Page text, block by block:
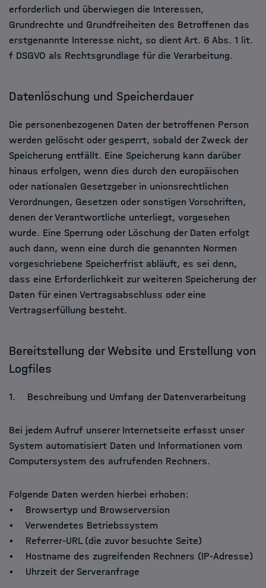
erforderlich und überwiegen die Interessen,
Grundrechte und Grundfreiheiten des Betroffenen das
erstgenannte Interesse nicht, so dient Art. 6 Abs. 1 lit.
f DSGVO als Rechtsgrundlage für die Verarbeitung.
Datenlöschung und Speicherdauer
Die personenbezogenen Daten der betroffenen Person
werden gelöscht oder gesperrt, sobald der Zweck der
Speicherung entfällt. Eine Speicherung kann darüber
hinaus erfolgen, wenn dies durch den europäischen
oder nationalen Gesetzgeber in unionsrechtlichen
Verordnungen, Gesetzen oder sonstigen Vorschriften,
denen der Verantwortliche unterliegt, vorgesehen
wurde. Eine Sperrung oder Löschung der Daten erfolgt
auch dann, wenn eine durch die genannten Normen
vorgeschriebene Speicherfrist abläuft, es sei denn,
dass eine Erforderlichkeit zur weiteren Speicherung der
Daten für einen Vertragsabschluss oder eine
Vertragserfüllung besteht.
Bereitstellung der Website und Erstellung von
Logfiles
1. Beschreibung und Umfang der Datenverarbeitung
Bei jedem Aufruf unserer Internetseite erfasst unser
System automatisiert Daten und Informationen vom
Computersystem des aufrufenden Rechners.
Folgende Daten werden hierbei erhoben:
• Browsertyp und Browserversion
• Verwendetes Betriebssystem
• Referrer-URL (die zuvor besuchte Seite)
• Hostname des zugreifenden Rechners (IP-Adresse)
• Uhrzeit der Serveranfrage